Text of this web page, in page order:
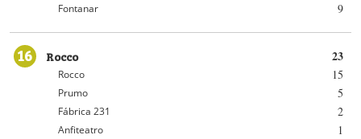
9
Fontanar
16 23
Rocco
15
Rocco
5
Prumo
2
Fábrica 231
1
Anfiteatro